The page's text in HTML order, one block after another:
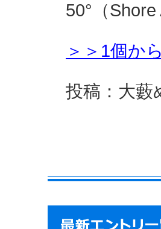
50°（Shore
＞＞1個か
投稿：大藪